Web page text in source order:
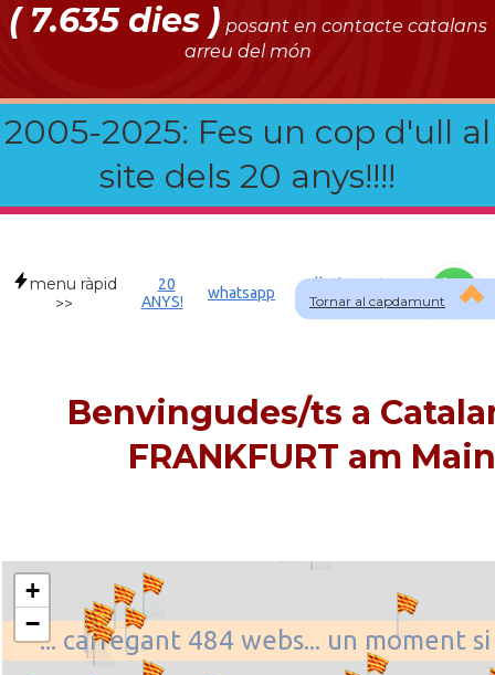
( 7.635 dies ) posant en contacte catalans
arreu del món
2005-2025: Fes un cop d'ull al
site dels 20 anys!!!!
Tornar al capdamunt
menu ràpid
>>
20
ANYS!
whatsapp
Allotjament a
DEU
Benvingudes/ts a
FRANKFURT am Main
... carregant 484 webs... un moment
+
−